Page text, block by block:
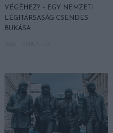
VÉGÉHEZ? – EGY NEMZETI
LÉGITÁRSASÁG CSENDES
BUKÁSA